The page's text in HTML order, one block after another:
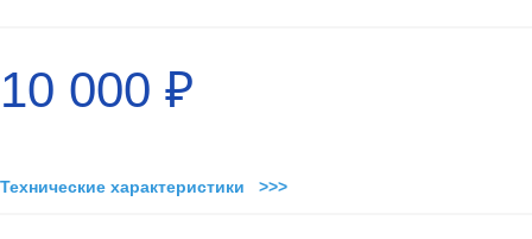
10 000 ₽
Технические характеристики >>>